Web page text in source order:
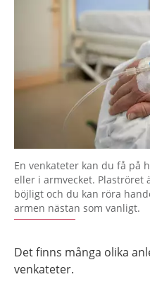
En venkateter kan du få på
eller i armvecket. Plaströret
böjligt och du kan röra
armen nästan som vanligt.
Det finns många olika
venkateter.